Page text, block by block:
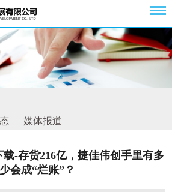
媒体报道
-存货216亿，捷佳伟创手里有多
少会成“烂账”？